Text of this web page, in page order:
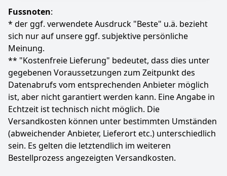
immersives erlebnis bietet. Der versiegelte optische
motor in kombination mit einem kühlsystem mit zwei
Lüftern reduziert die betriebstemperatur erheblich
und garantiert eine dauerhafte und zuverlässige
leistung auch bei langem gebrauch. Genießen sie
endlose unterhaltung und erlangen sie gleichzeitig
eine hohe zuverlässigkeit.
【Kompatibel mit Projektor】Coolid Beamer verfügt
über einen 1 USB und einen 1 HDMI Anschluss und ist
mit TV-Sticks, Laptops, Smartphones (Android/iOS),
USB, Kameras und anderen elektronischen Geräten
kompatibel, Beamer vielfältigen
Anschlussanforderungen gerecht zu werden.
Farbe Hersteller
Black2 coolid
Beamer ± automatische vertikale Trapezkorrektur um
40° + manuelle Vier-Ecken-Einstellung, um komplexe
Szenen wie Decken- / Seitenprojektion zu bewältigen,
und ein quadratisches Bild mit einem Klick kann
sicherstellen, dass Ihr Bild klar bleibt, lehnen Sie sich
einfach zurück und entspannen Sie sich für ein
tadelloses Sightseeing-Erlebnis.
❤BT 5.0. Eingebaute Lautsprecher：Mit einem 4K -
Projektor mit Bluetooth -Konnektivität können Sie
drahtlos mit externen Bluetooth -Lautsprechern und
verschiedenen Geräten eine Verbindung herstellen.
Übertragen Sie drahtlos Ihre Lieblingsfilme, Shows
und Spiele, um eine hervorragende Klangqualität zu
genießen und Ihr Seherlebnis zu verbessern.
Schließen Sie Ihr Smartphone, Laptop, PC, PS5 oder
Streaming -Stick einfach an, um in die
Fussnoten:
* der ggf. verwendete Ausdruck "Beste" u.ä. bezieht
sich nur auf unsere ggf. subjektive persönliche
Meinung.
** "Kostenfreie Lieferung" bedeutet, dass dies unter
gegebenen Voraussetzungen zum Zeitpunkt des
Datenabrufs vom entsprechenden Anbieter möglich
ist, aber nicht garantiert werden kann. Eine Angabe in
Echtzeit ist technisch nicht möglich. Die
Versandkosten können unter bestimmten Umständen
(abweichender Anbieter, Lieferort etc.) unterschiedlich
sein. Es gelten die letztendlich im weiteren
Bestellprozess angezeigten Versandkosten.